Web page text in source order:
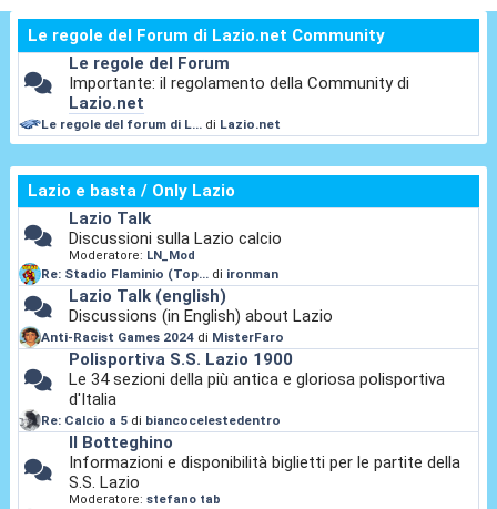
Le regole del Forum di Lazio.net Community
Le regole del Forum
Importante: il regolamento della Community di
Lazio.net
Le regole del forum di L... di Lazio.net
Lazio e basta / Only Lazio
Lazio Talk
Discussioni sulla Lazio calcio
Moderatore: LN_Mod
Re: Stadio Flaminio (Top... di ironman
Lazio Talk (english)
Discussions (in English) about Lazio
Anti-Racist Games 2024 di MisterFaro
Polisportiva S.S. Lazio 1900
Le 34 sezioni della più antica e gloriosa polisportiva
d'Italia
Re: Calcio a 5 di biancocelestedentro
Il Botteghino
Informazioni e disponibilità biglietti per le partite della
S.S. Lazio
Moderatore:stefano tab